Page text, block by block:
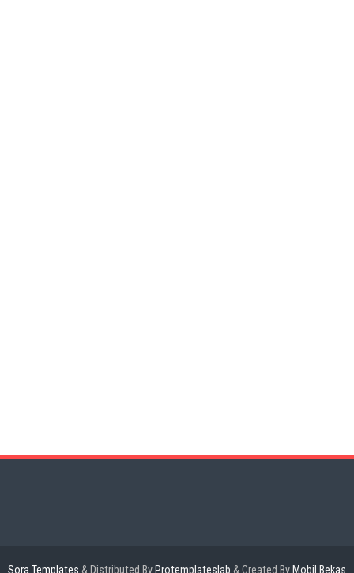
Distributed By Protemplateslab & Created By Mobil Bekas
&
Sora Templates